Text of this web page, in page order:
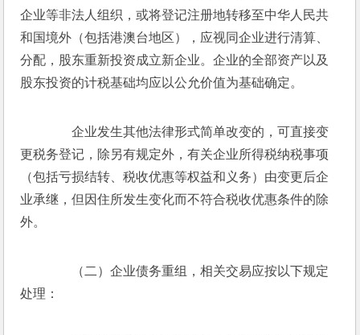
企业等非法人组织，或将登记注册地转移至中华人民共
和国境外（包括港澳台地区），应视同企业进行清算、
分配，股东重新投资成立新企业。企业的全部资产以及
股东投资的计税基础均应以公允价值为基础确定。
企业发生其他法律形式简单改变的，可直接变
更税务登记，除另有规定外，有关企业所得税纳税事项
（包括亏损结转、税收优惠等权益和义务）由变更后企
业承继，但因住所发生变化而不符合税收优惠条件的除
外。
（二）企业债务重组，相关交易应按以下规定
处理：